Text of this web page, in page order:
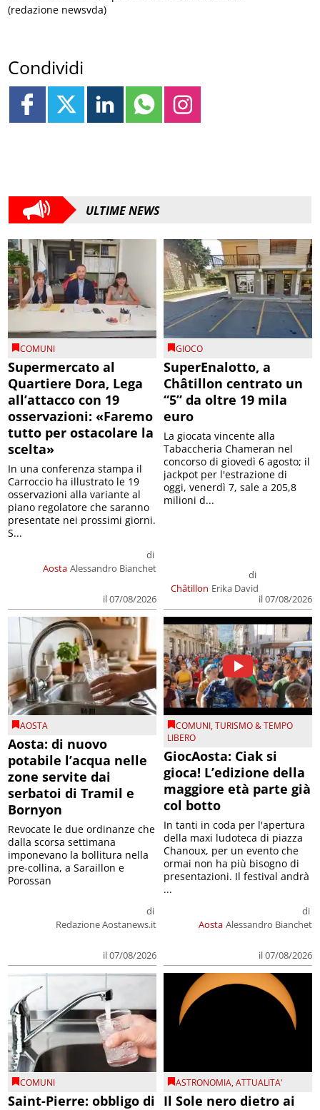
(redazione newsvda)
Condividi
ULTIME NEWS
COMUNI
Supermercato al
Quartiere Dora, Lega
all’attacco con 19
osservazioni: «Faremo
tutto per ostacolare la
scelta»
Aosta
di
Alessandro Bianchet
il 07/08/2026
In una conferenza stampa il
Carroccio ha illustrato le 19
osservazioni alla variante al
piano regolatore che saranno
presentate nei prossimi giorni.
S...
GIOCO
SuperEnalotto, a
Châtillon centrato un
“5” da oltre 19 mila
euro
Châtillon
di
Erika David
il 07/08/2026
La giocata vincente alla
Tabaccheria Chameran nel
concorso di giovedì 6 agosto; il
jackpot per l'estrazione di
oggi, venerdì 7, sale a 205,8
milioni d...
AOSTA
Aosta: di nuovo
potabile l’acqua nelle
zone servite dai
serbatoi di Tramil e
Bornyon
di
Redazione Aostanews.it
il 07/08/2026
Revocate le due ordinanze che
dalla scorsa settimana
imponevano la bollitura nella
pre-collina, a Saraillon e
Porossan
COMUNI,TURISMO & TEMPO
LIBERO
GiocAosta: Ciak si
gioca! L’edizione della
maggiore età parte già
col botto
Aosta
di
Alessandro Bianchet
il 07/08/2026
In tanti in coda per l'apertura
della maxi ludoteca di piazza
Chanoux, per un evento che
ormai non ha più bisogno di
presentazioni. Il festival andrà
...
COMUNI
Saint-Pierre: obbligo di
ASTRONOMIA,ATTUALITA'
Il Sole nero dietro ai